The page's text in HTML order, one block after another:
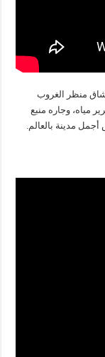
منظر الغروب
مياه، وجاره منبع
مدينة بالعالم.